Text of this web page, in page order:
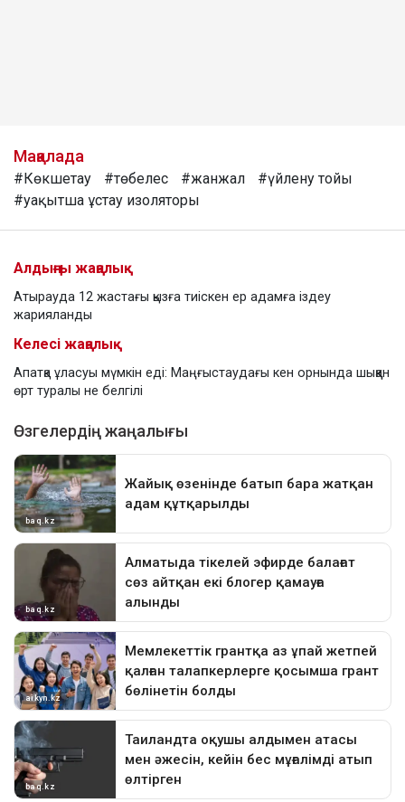
Мақалада
#Көкшетау #төбелес #жанжал
#үйлену тойы
#уақытша ұстау изоляторы
Алдыңғы жаңалық
Атырауда 12 жастағы қызға тиіскен ер адамға іздеу
жарияланды
Келесі жаңалық
Апатқа ұласуы мүмкін еді: Маңғыстаудағы кен орнында шыққан
өрт туралы не белгілі